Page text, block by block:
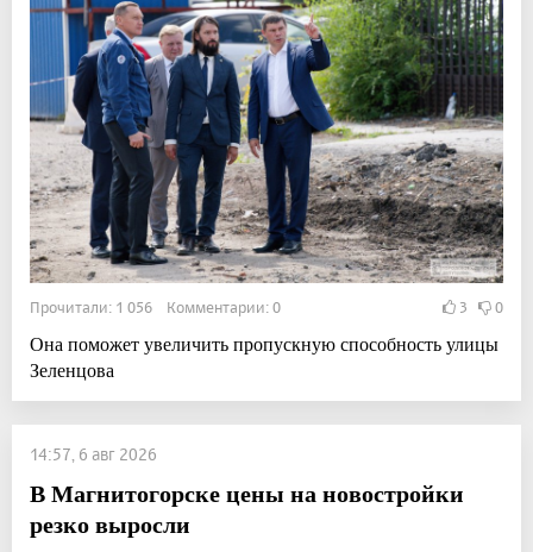
Прочитали: 1 056 Комментарии: 0 3 0
Она поможет увеличить пропускную способность улицы
Зеленцова
14:57, 6 авг 2026
В Магнитогорске цены на новостройки
резко выросли